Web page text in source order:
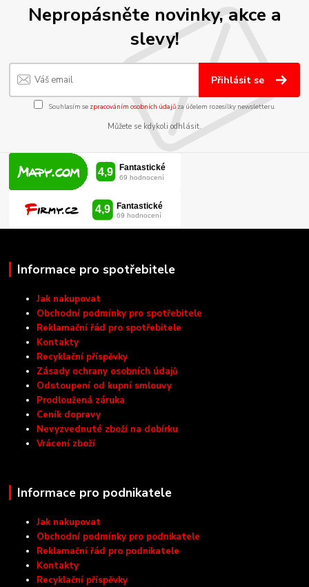
Nepropásněte novinky, akce a
slevy!
Přihlásit se
Souhlasím se zpracováním osobních údajůza účelem rozesílky newsletteru.
Můžete se kdykoli odhlásit.
Informace pro spotřebitele
Jak nakupovat
Obchodní podmínky pro spotřebitele
Reklamační řád pro spotřebitele
Kontakty
Recyklační příspěvky
Zásady ochrany osobních údajů
Odstoupení od kupní smlouvy
Prodloužená záruka
Ceník dopravy
Nevyzvednuté zboží na dobírku
Vrácení zboží
Informace pro podnikatele
Jak nakupovat
Obchodní podmínky pro podnikatele
Reklamační řád pro podnikatele
Kontakty
Recyklační příspěvky